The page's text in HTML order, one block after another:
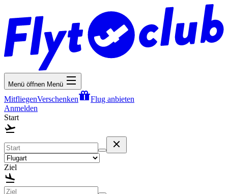
Menü öffnen Menü
MitfliegenVerschenken
Flug anbieten
Anmelden
Start
Ziel